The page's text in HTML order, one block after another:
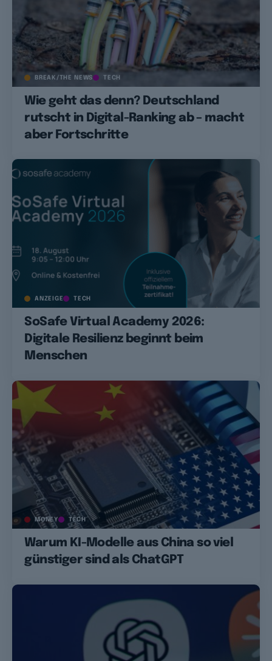
BREAK/THE NEWS TECH
Wie geht das denn? Deutschland
rutscht in Digital-Ranking ab – macht
aber Fortschritte
ANZEIGE TECH
SoSafe Virtual Academy 2026:
Digitale Resilienz beginnt beim
Menschen
MONEY TECH
Warum KI-Modelle aus China so viel
günstiger sind als ChatGPT